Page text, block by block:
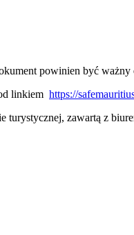
powinien być
linkiem
https://
turystycznej, zawartą z